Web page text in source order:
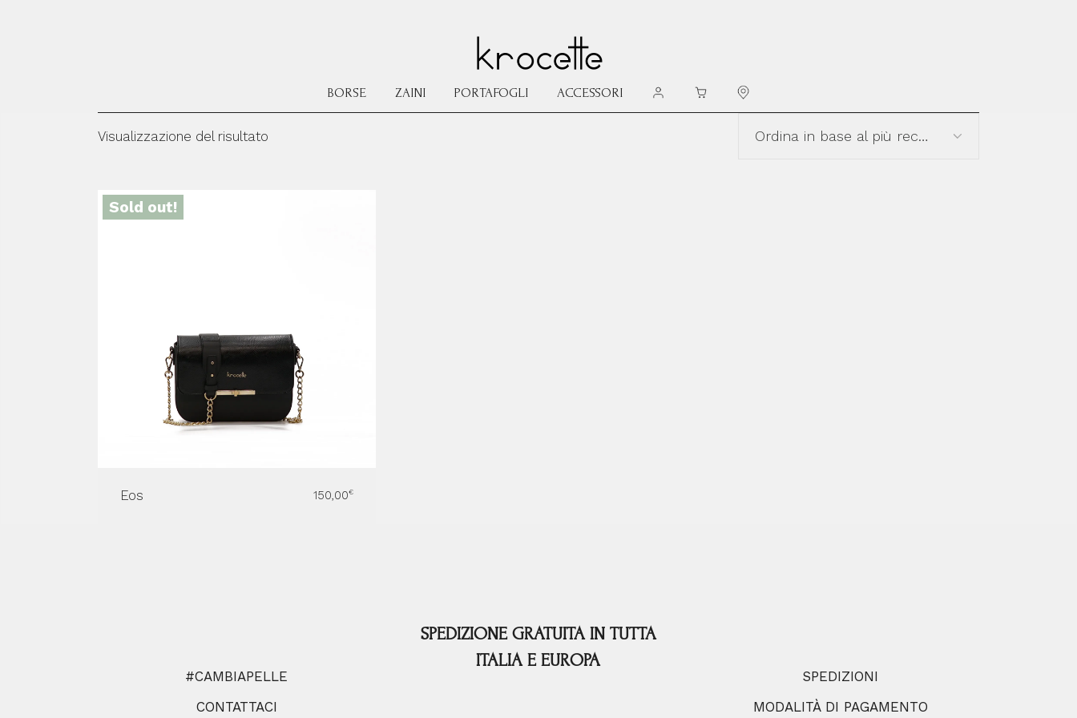
BORSE ZAINI PORTAFOGLI ACCESSORI MY ACCOUNTCARRELLOPUNTI VENDITA
Visualizzazione del risultato Ordina in base al più recente
Sold out!
Eos 150,00€
#CAMBIAPELLE
CONTATTACI
SPEDIZIONE GRATUITA IN TUTTA
ITALIA E EUROPA
SPEDIZIONI
MODALITÀ DI PAGAMENTO